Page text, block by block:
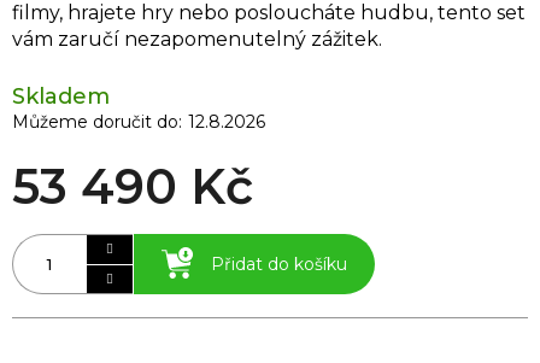
Skladem
Můžeme doručit do: 12.8.2026
53 490 Kč
Přidat do košíku
filmy, hrajete hry nebo posloucháte hudbu, tento set
vám zaručí nezapomenutelný zážitek.